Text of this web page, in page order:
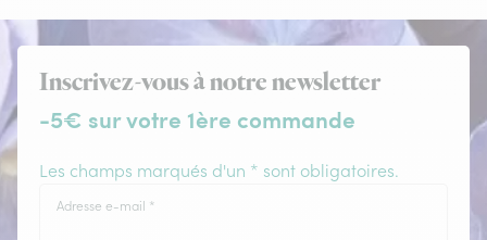
Inscrivez-vous à notre newsletter
-5€ sur votre 1ère commande
Les champs marqués d'un * sont obligatoires.
Adresse e-mail *